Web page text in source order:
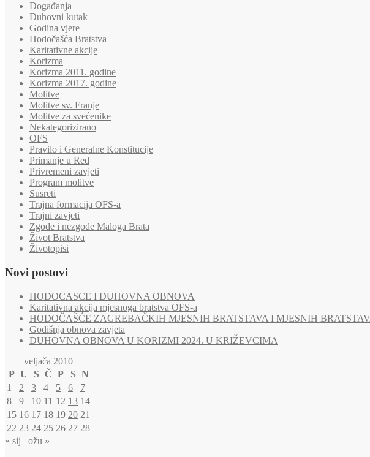
Događanja
Duhovni kutak
Godina vjere
Hodočašća Bratstva
Karitativne akcije
Korizma
Korizma 2011. godine
Korizma 2017. godine
Molitve
Molitve sv. Franje
Molitve za svećenike
Nekategorizirano
OFS
Pravilo i Generalne Konstitucije
Primanje u Red
Privremeni zavjeti
Program molitve
Susreti
Trajna formacija OFS-a
Trajni zavjeti
Zgode i nezgode Maloga Brata
Život Bratstva
Životopisi
Novi postovi
HODOCASCE I DUHOVNA OBNOVA
Karitativna akcija mjesnoga bratstva OFS-a
HODOČAŠĆE ZAGREBAČKIH MJESNIH BRATSTAVA I MJESNIH
Godišnja obnova zavjeta
DUHOVNA OBNOVA U KORIZMI 2024. U KRIŽEVCIMA
veljača 2010
P U S Č P S N
1
2 3 4 5 6
7
8
9 10 11 12 13 14
15 16 17 18 19 20 21
22 23 24 25 26 27 28
« sij
ožu »